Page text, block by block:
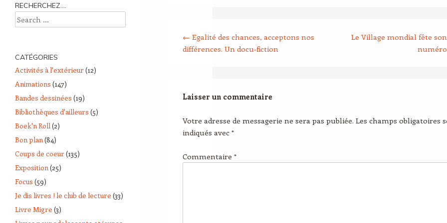
← Egalité des chances, acceptons nos
différences. Un docu-fiction
Le Village mondial fête
Laisser un commentaire
Votre adresse de messagerie ne sera pas publiée. Les champs obligatoires
indiqués avec *
Commentaire *
RECHERCHEZ….
Search
CATÉGORIES
Activités à l'extérieur(12)
Animations (147)
Bandes dessinées (19)
Bibliothèques d'ailleurs (5)
Boek'n Roll(2)
Bon plan(84)
Coups de coeur(135)
Exposition(25)
Focus (59)
Je dis livres ! le club de lecture (33)
Livre Migre (3)